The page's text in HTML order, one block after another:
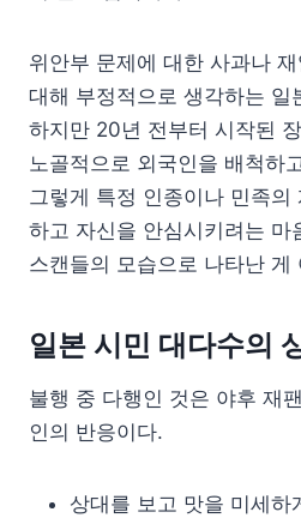
위안부 문제에 대한 사과나
대해 부정적으로 생각하는 일
하지만 20년 전부터 시작된
노골적으로 외국인을 배척하
그렇게 특정 인종이나 민족의
하고 자신을 안심시키려는 마
스캔들의 모습으로 나타난 게
일본 시민 대다수의
불행 중 다행인 것은 야후 재
인의 반응이다.
상대를 보고 맛을 미세하